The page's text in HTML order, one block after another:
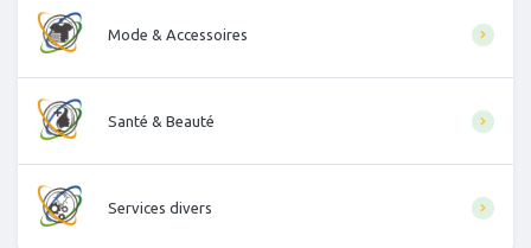
Mode & Accessoires
Santé & Beauté
Services divers